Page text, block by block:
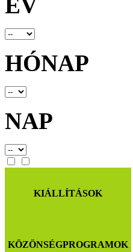
HÓNAP
NAP
KIÁLLÍTÁSOK
KÖZÖNSÉGPROGRAMOK